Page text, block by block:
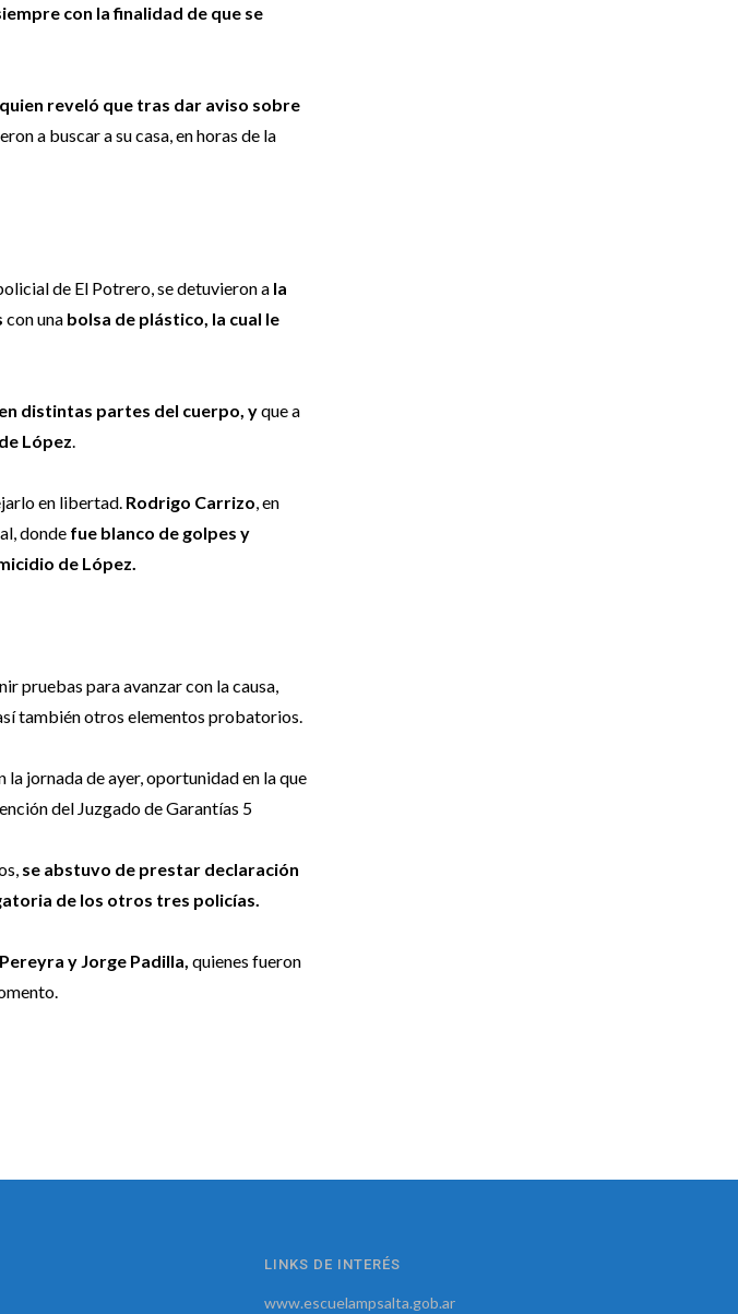
con la finalidad de que se
reveló que tras dar aviso sobre
a buscar a su casa, en horas de la
de El Potrero, se detuvieron a la
con una bolsa de plástico, la cual le
distintas partes del cuerpo, yque a
López
en libertad. Rodrigo Carrizo , en
donde fue blanco de golpes y
de López.
pruebas para avanzar con la causa,
también otros elementos probatorios.
jornada de ayer, oportunidad en la que
del Juzgado de Garantías 5
se abstuvo de prestar declaración
de los otros tres policías.
y Jorge Padilla, quienes fueron
LINKS DE INTERÉS
www.escuelampsalta.gob.ar